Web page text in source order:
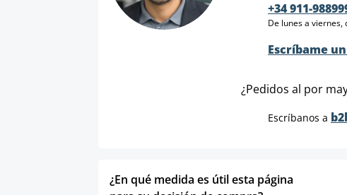
+34 911-
De lunes a viernes,
Escríbame
¿Pedidos al por
Escríbanos a
¿En qué medida es útil esta página